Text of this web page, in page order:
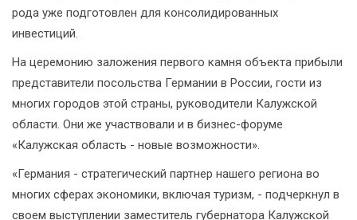
рода уже подготовлен для консолидированных
инвестиций.
На церемонию заложения первого камня объекта прибыли
представители посольства Германии в России, гости из
многих городов этой страны, руководители Калужской
области. Они же участвовали и в бизнес-форуме
«Калужская область - новые возможности».
«Германия - стратегический партнер нашего региона во
многих сферах экономики, включая туризм, - подчеркнул в
своем выступлении заместитель губернатора Калужской